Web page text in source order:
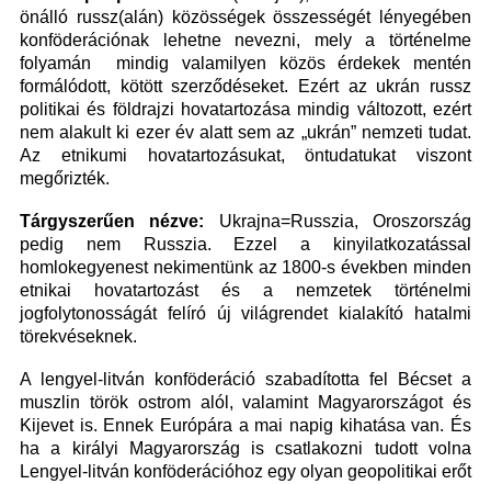
önálló russz(alán) közösségek összességét lényegében
konföderációnak lehetne nevezni, mely a történelme
folyamán mindig valamilyen közös érdekek mentén
formálódott, kötött szerződéseket. Ezért az ukrán russz
politikai és földrajzi hovatartozása mindig változott, ezért
nem alakult ki ezer év alatt sem az „ukrán” nemzeti tudat.
Az etnikumi hovatartozásukat, öntudatukat viszont
megőrizték.
Tárgyszerűen nézve: Ukrajna=Russzia, Oroszország
pedig nem Russzia. Ezzel a kinyilatkozatással
homlokegyenest nekimentünk az 1800-s években minden
etnikai hovatartozást és a nemzetek történelmi
jogfolytonosságát felíró új világrendet kialakító hatalmi
törekvéseknek.
A lengyel-litván konföderáció szabadította fel Bécset a
muszlin török ostrom alól, valamint Magyarországot és
Kijevet is. Ennek Európára a mai napig kihatása van. És
ha a királyi Magyarország is csatlakozni tudott volna
Lengyel-litván konföderációhoz egy olyan geopolitikai erőt